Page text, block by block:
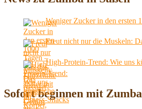
Weniger Zucker in den ersten
Freut nicht nur die Muskeln:
High-Protein-Trend: Wie uns
Sofort beginnen mit